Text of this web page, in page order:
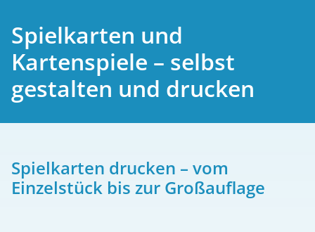
Spielkarten und
Kartenspiele – selbst
gestalten und drucken
Spielkarten drucken – vom
Einzelstück bis zur Großauflage